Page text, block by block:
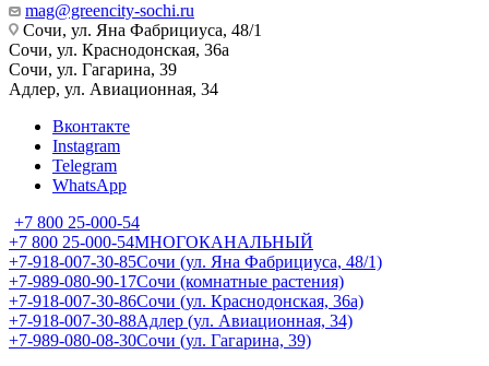
mag@greencity-sochi.ru
Сочи, ул. Яна Фабрициуса, 48/1
Сочи, ул. Краснодонская, 36а
Сочи, ул. Гагарина, 39
Адлер, ул. Авиационная, 34
Вконтакте
Instagram
Telegram
WhatsApp
+7 800 25-000-54
+7 800 25-000-54МНОГОКАНАЛЬНЫЙ
+7-918-007-30-85Сочи (ул. Яна Фабрициуса, 48/1)
+7-989-080-90-17Сочи (комнатные растения)
+7-918-007-30-86Сочи (ул. Краснодонская, 36а)
+7-918-007-30-88Адлер (ул. Авиационная, 34)
+7-989-080-08-30Сочи (ул. Гагарина, 39)